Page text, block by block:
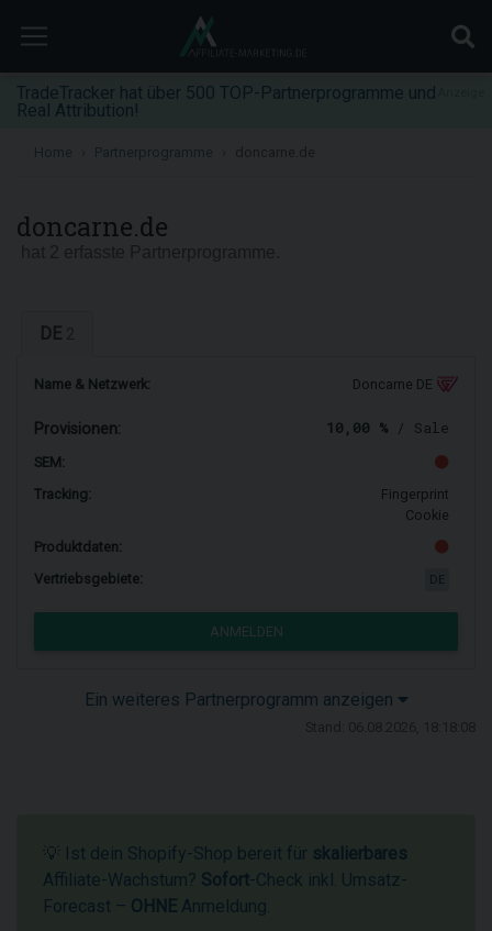
TradeTracker hat über 500 TOP-Partnerprogramme und
Real Attribution!
Home Partnerprogramme
doncarne.de
DE
Name & Netzwerk: Doncarne DE
Provisionen: 10,00 % / Sale
SEM:
Tracking:
Fingerprint
Cookie
Produktdaten:
Vertriebsgebiete:
ANMELDEN
Ein weiteres Partnerprogramm anzeigen
💡 Ist dein Shopify-Shop bereit für skalierbares
Affiliate-Wachstum? Sofort-Check inkl. Umsatz-
Forecast – OHNE Anmeldung.